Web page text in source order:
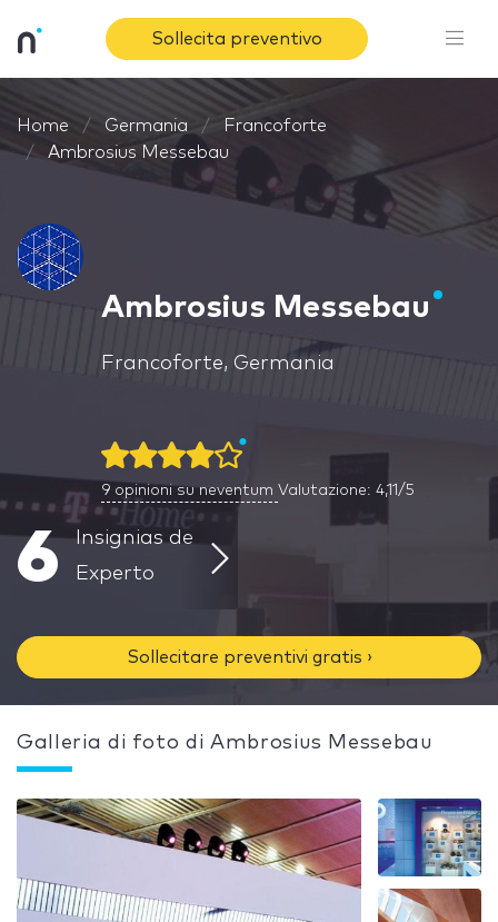
Sollecita preventivo
Home Germania
Francoforte
Ambrosius Messebau
Ambrosius Messebau
Francoforte, Germania
9 opinioni su neventum Valutazione: 4,11/5
6
Insignias de
Experto
Sollecitare preventivi gratis ›
Galleria di foto di Ambrosius Messebau